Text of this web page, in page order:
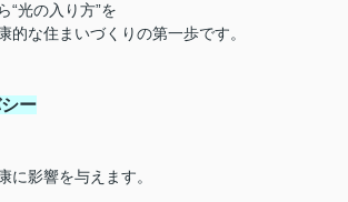
“光の入り方”を
的な住まいづくりの第一歩です。
ー
に影響を与えます。